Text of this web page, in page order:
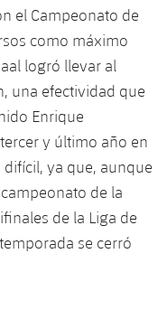
el Campeonato de
como máximo
logró llevar al
una efectividad que
Enrique
y último año en
ya que, aunque
de la
de la Liga de
se cerró